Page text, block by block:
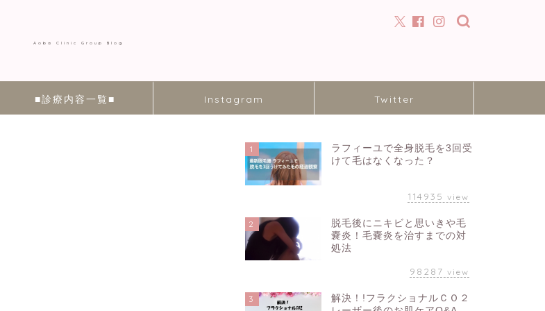
Aoba Clinic Group Blog
■診療内容一覧■ Instagram Twitter
1
ラフィーユで全身脱毛を3回受
けて毛はなくなった？
114935 view
2
脱毛後にニキビと思いきや毛
嚢炎！毛嚢炎を治すまでの対
処法
98287 view
3
解決！!フラクショナルＣＯ２